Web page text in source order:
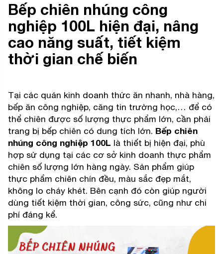
Bếp chiên nhúng công
nghiệp 100L hiện đại, nâng
cao năng suất, tiết kiệm
thời gian chế biến
Tại các quán kinh doanh thức ăn nhanh, nhà hàng,
bếp ăn công nghiệp, căng tin trường học,… để có
thể chiên được số lượng thực phẩm lớn, cần phải
trang bị bếp chiên có dung tích lớn. Bếp chiên
nhúng công nghiệp 100L là thiết bị hiện đại, phù
hợp sử dụng tại các cơ sở kinh doanh thực phẩm
chiên số lượng lớn hàng ngày. Sản phẩm giúp
thực phẩm chiên chín đều, màu sắc đẹp mắt,
không lo cháy khét. Bên cạnh đó còn giúp người
dùng tiết kiệm thời gian, công sức, cũng như chi
phí đáng kể.